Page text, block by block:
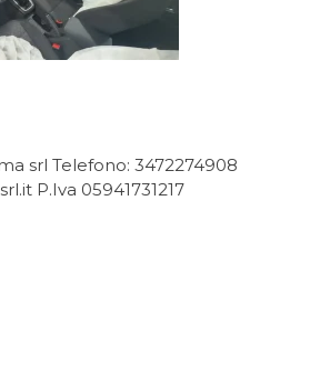
srl Telefono: 3472274908
P.Iva 05941731217